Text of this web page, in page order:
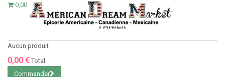
0,00 €
PANIER
Aucun produit
0,00 € Total
Commander